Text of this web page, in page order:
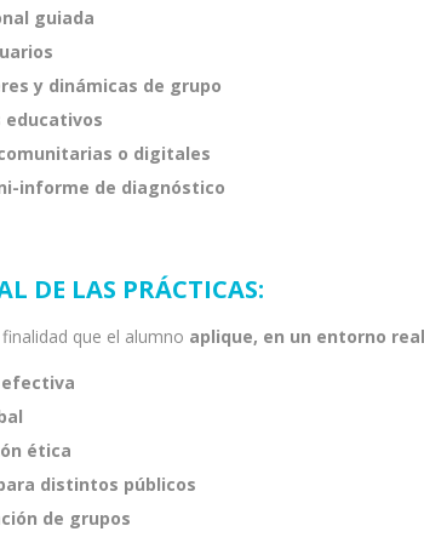
guiada
y dinámicas de grupo
educativos
o digitales
informe de diagnóstico
DE LAS PRÁCTICAS:
que el alumno aplique, en un entorno
efectiva
ética
distintos públicos
de grupos